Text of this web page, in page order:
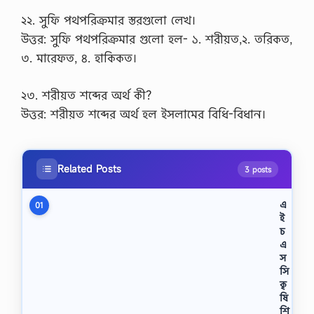
২২. সুফি পথপরিক্রমার স্তরগুলো লেখ।
উত্তর: সুফি পথপরিক্রমার গুলো হল- ১. শরীয়ত,২. তরিকত,
৩. মারেফত, ৪. হাকিকত।
২৩. শরীয়ত শব্দের অর্থ কী?
উত্তর: শরীয়ত শব্দের অর্থ হল ইসলামের বিধি-বিধান।
Related Posts 3 posts
01
এ
ই
চ
এ
স
সি
কৃ
ষি
শি